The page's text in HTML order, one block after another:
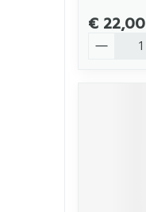
€ 22,00